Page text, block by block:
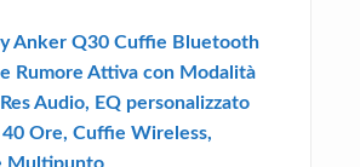
Anker Q30 Cuffie Bluetooth
Rumore Attiva con Modalità
Audio, EQ personalizzato
Ore, Cuffie Wireless,
Multipunto